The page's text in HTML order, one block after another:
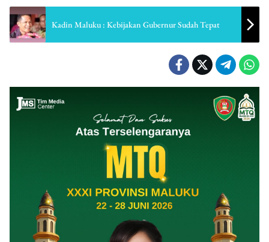
Kadin Maluku : Kebijakan Gubernur Sudah Tepat